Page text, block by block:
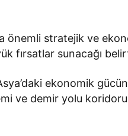
önemli stratejik ve
fırsatlar sunacağı
ekonomik
ve demir yolu